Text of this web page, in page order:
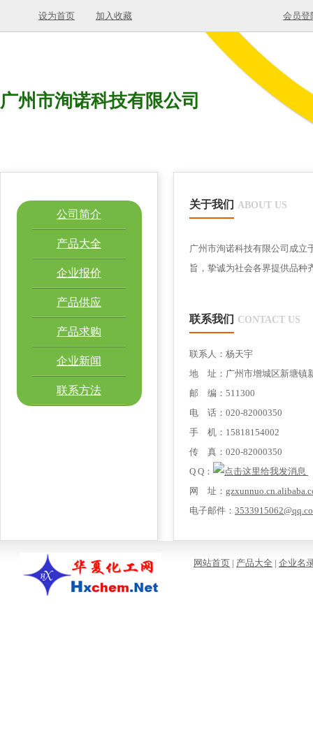
设为首页 加入收藏 会员登
广州市洵诺科技有限公司
公司简介
产品大全
企业报价
产品供应
产品求购
企业新闻
联系方法
关于我们 ABOUT US
广州市洵诺科技有限公司成立
旨，挚诚为社会各界提供品种
联系我们 CONTACT US
联系人：杨天宇
地 址：广州市增城区新塘镇
邮 编：511300
电 话：020-82000350
手 机：15818154002
传 真：020-82000350
Q Q：
网 址：
电子邮件：
网站首页 | 产品大全 | 企业名